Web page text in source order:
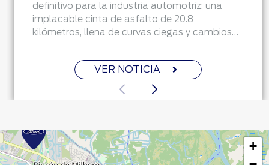
definitivo para la industria automotriz: una
implacable cinta de asfalto de 20.8
kilómetros, llena de curvas ciegas y cambios…
VER NOTICIA
+